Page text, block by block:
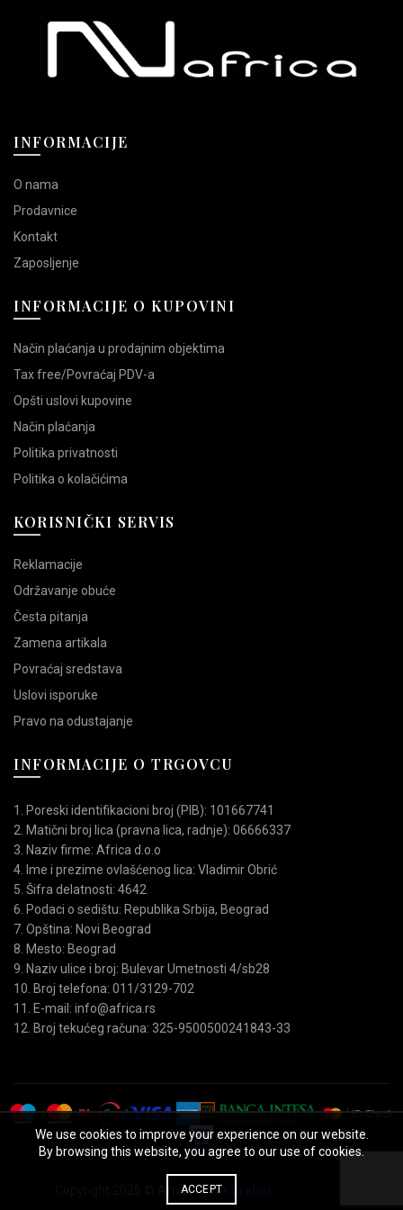
stranici
stranici
INFORMACIJE
O nama
Prodavnice
Kontakt
Zaposljenje
INFORMACIJE O KUPOVINI
Način plaćanja u prodajnim objektima
Tax free/Povraćaj PDV-a
Opšti uslovi kupovine
Način plaćanja
Politika privatnosti
Politika o kolačićima
KORISNIČKI SERVIS
Reklamacije
Održavanje obuće
Česta pitanja
Zamena artikala
Povraćaj sredstava
Uslovi isporuke
Pravo na odustajanje
INFORMACIJE O TRGOVCU
1. Poreski identifikacioni broj (PIB): 101667741
2. Matični broj lica (pravna lica, radnje): 06666337
3. Naziv firme: Africa d.o.o
4. Ime i prezime ovlašćenog lica: Vladimir Obrić
5. Šifra delatnosti: 4642
6. Podaci o sedištu: Republika Srbija, Beograd
7. Opština: Novi Beograd
8. Mesto: Beograd
9. Naziv ulice i broj: Bulevar Umetnosti 4/sb28
10. Broj telefona: 011/3129-702
11. E-mail: info@africa.rs
12. Broj tekućeg računa: 325-9500500241843-33
Copyright 2025 © Africa byMr.Brabus
We use cookies to improve your experience on our website.
By browsing this website, you agree to our use of cookies.
ACCEPT